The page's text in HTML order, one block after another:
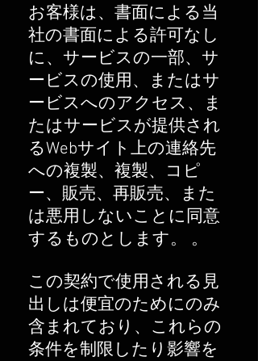
お客様は、書面による当
社の書面による許可なし
に、サービスの一部、サ
ービスの使用、またはサ
ービスへのアクセス、ま
たはサービスが提供され
るWebサイト上の連絡先
への複製、複製、コピ
ー、販売、再販売、また
は悪用しないことに同意
するものとします。 。
この契約で使用される見
出しは便宜のためにのみ
含まれており、これらの
条件を制限したり影響を